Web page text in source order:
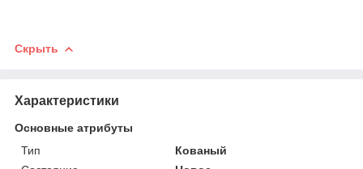
Скрыть
Характеристики
Основные атрибуты
Тип
Кованый